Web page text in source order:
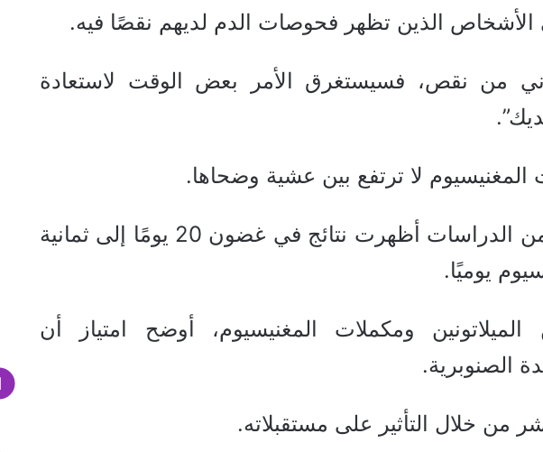
الأشخاص الذين تظهر فحوصات الدم لديهم نقصًا فيه.
من نقص، فسيستغرق الأمر بعض الوقت لاستعادة
المغنيسيوم لا ترتفع بين عشية وضحاها.
مشيرًا إلى أن العديد من الدراسات أظهرت نتائج في غضون 20 يومًا إلى ثمانية
يوميًا.
ومكملات المغنيسيوم، أوضح امتياز أن
الصنوبرية.
من خلال التأثير على مستقبلاته.